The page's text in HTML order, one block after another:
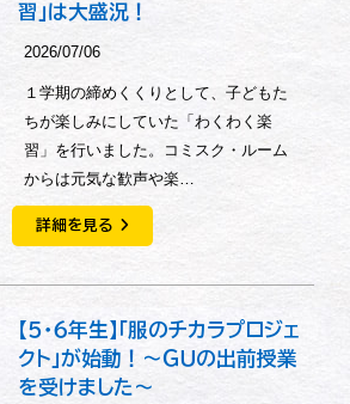
習」は大盛況！
2026/07/06
１学期の締めくくりとして、子どもた
ちが楽しみにしていた「わくわく楽
習」を行いました。コミスク・ルーム
からは元気な歓声や楽…
詳細を見る
【５・６年生】「服のチカラプロジェ
クト」が始動！～ＧＵの出前授業
を受けました～